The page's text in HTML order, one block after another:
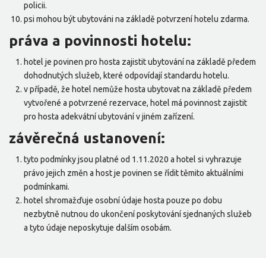
policii.
psi mohou být ubytováni na základě potvrzení hotelu zdarma.
práva a povinnosti hotelu:
hotel je povinen pro hosta zajistit ubytování na základě předem
dohodnutých služeb, které odpovídají standardu hotelu.
v případě, že hotel nemůže hosta ubytovat na základě předem
vytvořené a potvrzené rezervace, hotel má povinnost zajistit
pro hosta adekvátní ubytování v jiném zařízení.
závěrečná ustanovení:
tyto podmínky jsou platné od 1.11.2020 a hotel si vyhrazuje
právo jejich změn a host je povinen se řídit těmito aktuálními
podmínkami.
hotel shromažďuje osobní údaje hosta pouze po dobu
nezbytně nutnou do ukončení poskytování sjednaných služeb
a tyto údaje neposkytuje dalším osobám.